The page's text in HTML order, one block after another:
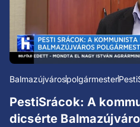
Balmazújvárospolgármester
PestiSrácok: A
dicsérte